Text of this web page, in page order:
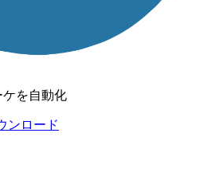
ケを自動化
ンロード